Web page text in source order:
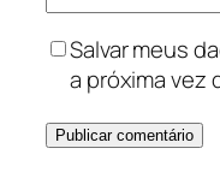
Salvar meus
a próxima vez